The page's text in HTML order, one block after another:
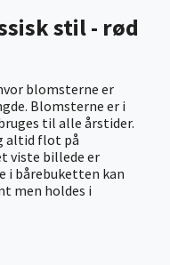
stil - rød
blomsterne er
Blomsterne er i
til alle årstider.
altid flot på
viste billede er
i bårebuketten kan
men holdes i